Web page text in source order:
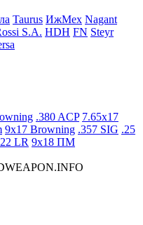
Taurus ИжМех Nagant
S.A. HDH FN Steyr
.380 ACP 7.65x17
9x17 Browning .357 SIG .25
LR 9x18 ПМ